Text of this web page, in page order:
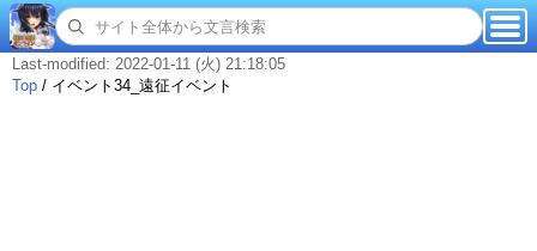
Last-modified: 2022-01-11 (火) 21:18:05
Top / イベント34_遠征イベント